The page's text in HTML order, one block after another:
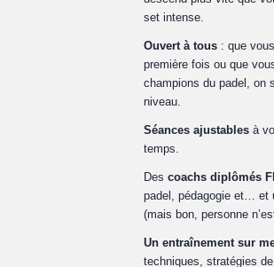
set intense.
Ouvert à tous : que
première fois ou que
champions du padel, on
niveau.
Séances ajustables à
temps.
Des coachs diplômés
padel, pédagogie et… et
(mais bon, personne
Un entraînement sur
techniques, stratégies